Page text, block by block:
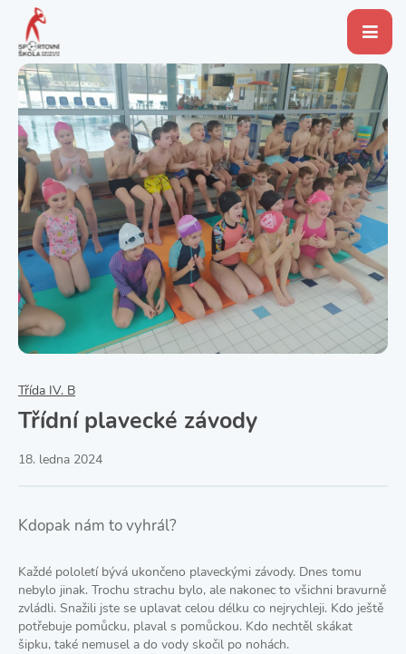
Třída IV. B
Třídní plavecké závody
18. ledna 2024
Kdopak nám to vyhrál?
Každé pololetí bývá ukončeno plaveckými závody. Dnes tomu
nebylo jinak. Trochu strachu bylo, ale nakonec to všichni bravurně
zvládli. Snažili jste se uplavat celou délku co nejrychleji. Kdo ještě
potřebuje pomůcku, plaval s pomůckou. Kdo nechtěl skákat
šipku, také nemusel a do vody skočil po nohách.